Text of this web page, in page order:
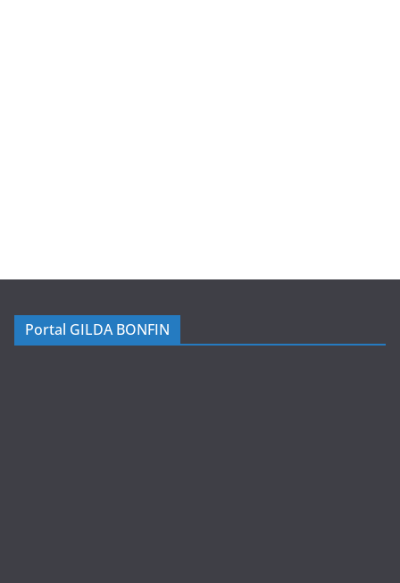
Portal GILDA BONFIN